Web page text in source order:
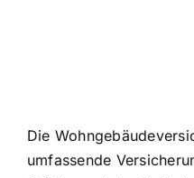
Die
umfassende